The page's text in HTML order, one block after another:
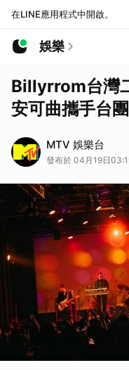
在LINE應用程式中開啟。
娛樂
Billyrrom台灣
安可曲攜手台
MTV 娛樂台
發布於 04月19日